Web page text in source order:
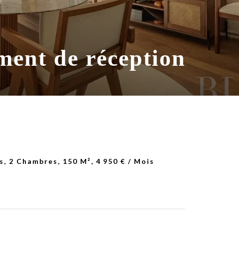
de réception
Chambres, 150 M², 4 950 € / Mois